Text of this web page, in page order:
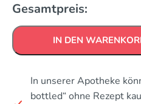
Gesamtpreis:
IN DEN
In unserer Apotheke
bottled“ ohne Rezept